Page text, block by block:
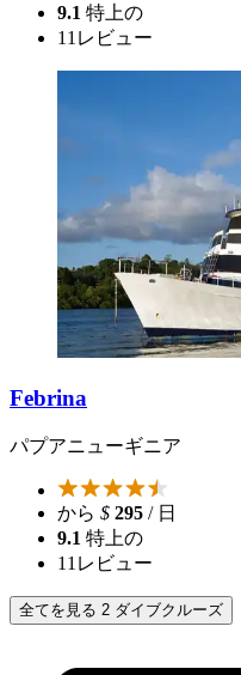
9.1 特上の
11 レビュー
Febrina
パプアニューギニア
から $ 295 / 日
9.1 特上の
11 レビュー
全てを見る 2 ダイブクルーズ